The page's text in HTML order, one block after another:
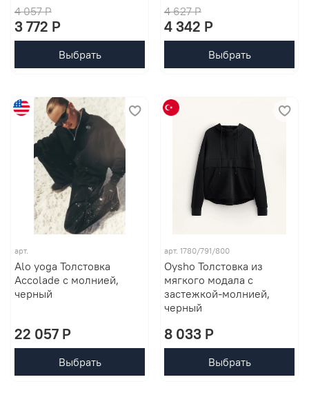
4 057 P
3 772 P
Выбрать
4 627 P
4 342 P
Выбрать
арт.
Alo yoga Толстовка
Accolade с молнией,
черный
22 057 P
Выбрать
арт. 1780/791/800
Oysho Толстовка из
мягкого модала с
застежкой-молнией,
черный
8 033 P
Выбрать